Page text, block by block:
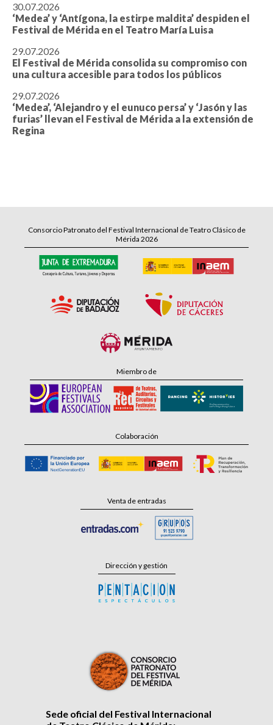
30.07.2026
‘Medea’ y ‘Antígona, la estirpe maldita’ despiden el
Festival de Mérida en el Teatro María Luisa
29.07.2026
El Festival de Mérida consolida su compromiso con
una cultura accesible para todos los públicos
29.07.2026
‘Medea’, ‘Alejandro y el eunuco persa’ y ‘Jasón y las
furias’ llevan el Festival de Mérida a la extensión de
Regina
Consorcio Patronato del Festival Internacional de Teatro Clásico de
Mérida 2026
Miembro de
Colaboración
Venta de entradas
Dirección y gestión
Sede oficial del Festival Internacional